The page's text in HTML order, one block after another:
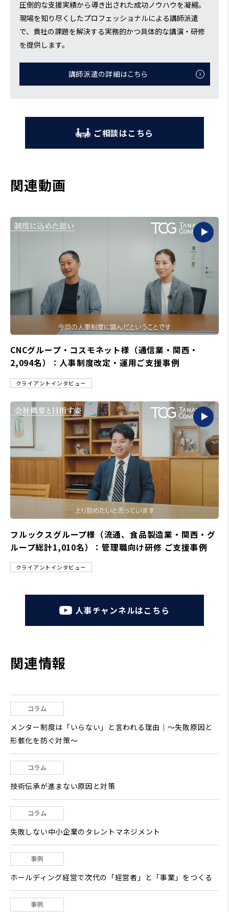
圧倒的な支援実績から導き出された成功ノウハウを凝縮。
現場を知り尽くしたプロフェッショナルによる講師派遣
で、貴社の課題を解決する実務的かつ具体的な講演・研修
を提供します。
講師派遣の詳細はこちら
ご相談はこちら
関連動画
CNCグループ・コスモネット様（通信業・関西・
2,094名）：人事制度改定・運用ご支援事例
クライアントインタビュー
フルックスグループ様（流通、食品製造業・関西・グ
ループ総計1,010名）：管理職向け研修 ご支援事例
クライアントインタビュー
人事チャンネルはこちら
関連情報
コラム
メンター制度は「いらない」と言われる理由｜～失敗原因と
形骸化を防ぐ対策～
コラム
技術伝承が進まない原因と対策
コラム
失敗しない中小企業のタレントマネジメント
事例
ホールディング経営で次代の「経営者」と「事業」をつくる
事例